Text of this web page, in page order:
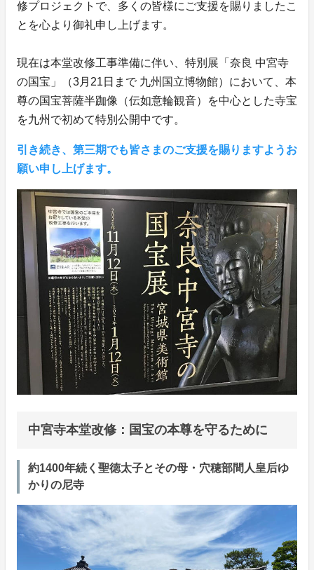
修プロジェクトで、多くの皆様にご支援を賜りましたこ
とを心より御礼申し上げます。
現在は本堂改修工事準備に伴い、特別展「奈良 中宮寺
の国宝」（3月21日まで 九州国立博物館）において、本
尊の国宝菩薩半跏像（伝如意輪観音）を中心とした寺宝
を九州で初めて特別公開中です。
引き続き、第三期でも皆さまのご支援を賜りますようお
願い申し上げます。
中宮寺本堂改修：国宝の本尊を守るために
約1400年続く聖徳太子とその母・穴穂部間人皇后ゆ
かりの尼寺